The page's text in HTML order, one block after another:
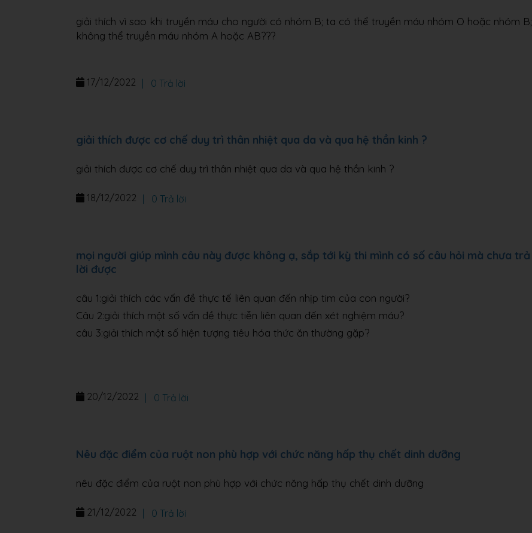
giải thích vì sao khi truyền máu cho người có nhóm B; ta có thể truyền máu nhóm O hoặc nhóm B;
không thể truyền máu nhóm A hoặc AB???
17/12/2022 0 Trả lời
giải thích được cơ chế duy trì thân nhiệt qua da và qua hệ thần kinh ?
giải thích được cơ chế duy trì thân nhiệt qua da và qua hệ thần kinh ?
18/12/2022 0 Trả lời
mọi người giúp mình câu này được không ạ, sắp tới kỳ thi mình có số câu hỏi mà chưa trả
lời được
câu 1:giải thích các vấn đề thực tế liên quan đến nhịp tim của con người?
Câu 2:giải thích một số vấn đề thực tiễn liên quan đến xét nghiệm máu?
câu 3:giải thích một số hiện tượng tiêu hóa thức ăn thường gặp?
20/12/2022 0 Trả lời
Nêu đặc điểm của ruột non phù hợp với chức năng hấp thụ chết dinh dưỡng
nêu đặc điểm của ruột non phù hợp với chức năng hấp thụ chết dinh dưỡng
21/12/2022 0 Trả lời